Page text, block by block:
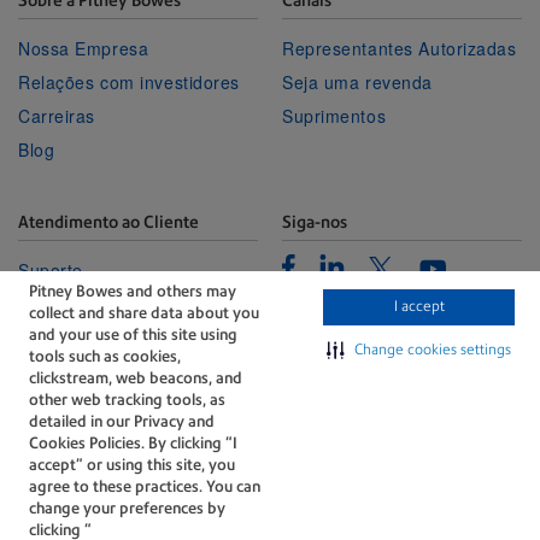
Pitney Bowes and others may
collect and share data about you
and your use of this site using
tools such as cookies,
clickstream, web beacons, and
other web tracking tools, as
detailed in our Privacy and
Cookies Policies. By clicking “I
accept” or using this site, you
agree to these practices. You can
change your preferences by
clicking “
I accept
Change cookies settings
Nossa Empresa
Relações com investidores
Carreiras
Blog
Representantes Autorizadas
Seja uma revenda
Suprimentos
Atendimento ao Cliente
Suporte
Portal de Gerenciamento
Fale conosco
Siga-nos
FacebookLinkedinTwitterYoutube
A tecnologia por trás de
cada entrega importante.